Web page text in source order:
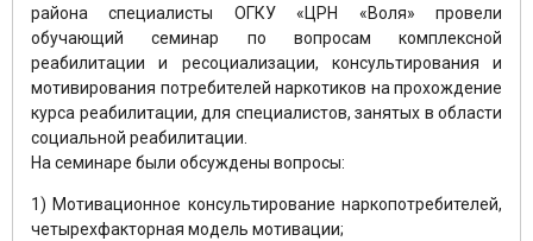
района специалисты ОГКУ «ЦРН «Воля» провели
обучающий семинар по вопросам комплексной
реабилитации и ресоциализации, консультирования и
мотивирования потребителей наркотиков на прохождение
курса реабилитации, для специалистов, занятых в области
социальной реабилитации.
На семинаре были обсуждены вопросы:
1) Мотивационное консультирование наркопотребителей,
четырехфакторная модель мотивации;